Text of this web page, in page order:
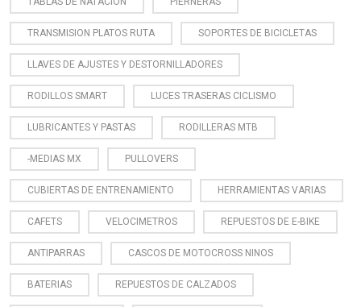
TRANSMISION PLATOS RUTA SOPORTES DE BICICLETAS
LLAVES DE AJUSTES Y DESTORNILLADORES
RODILLOS SMART LUCES TRASERAS CICLISMO
LUBRICANTES Y PASTAS RODILLERAS MTB
-MEDIAS MX PULLOVERS
CUBIERTAS DE ENTRENAMIENTO HERRAMIENTAS VARIAS
CAFETS VELOCIMETROS REPUESTOS DE E-BIKE
ANTIPARRAS CASCOS DE MOTOCROSS NINOS
BATERIAS REPUESTOS DE CALZADOS